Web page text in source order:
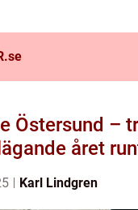
se
Östersund –
året
Karl Lindgren